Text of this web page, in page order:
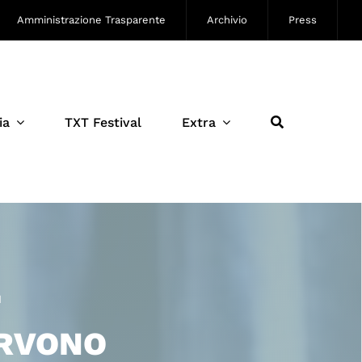
Amministrazione Trasparente Archivio Press
TXT Festival Extra